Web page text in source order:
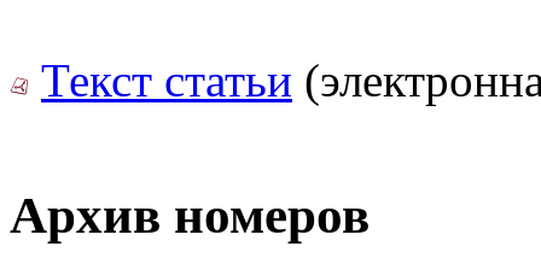
Текст статьи
Архив номеров